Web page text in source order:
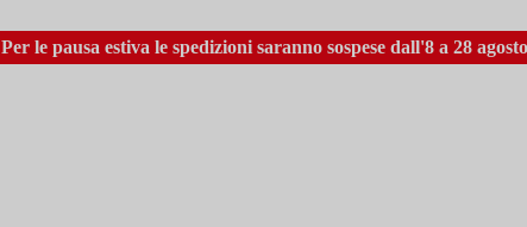
Per le pausa estiva le spedizioni saranno sospese dall'8 a 28